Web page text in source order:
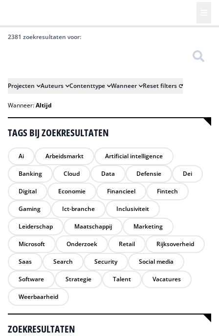
2381 zoekresultaten voor:
Projecten Auteurs Contenttype Wanneer Reset filters
Wanneer:Altijd
ZOEKRESULTATEN
TAGS BIJ ZOEKRESULTATEN
Ai Arbeidsmarkt Artificial intelligence
Banking Cloud Data Defensie Dei
Digital Economie Financieel Fintech
Gaming Ict-branche Inclusiviteit
Leiderschap Maatschappij Marketing
Microsoft Onderzoek Retail Rijksoverheid
Saas Search Security Social media
Software Strategie Talent Vacatures
Weerbaarheid